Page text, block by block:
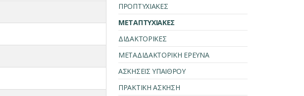
ΠΡΟΠΤΥΧΙΑΚΕΣ
ΜΕΤΑΠΤΥΧΙΑΚΕΣ
ΔΙΔΑΚΤΟΡΙΚΕΣ
ΜΕΤΑΔΙΔΑΚΤΟΡΙΚΗ ΕΡΕΥΝΑ
ΑΣΚΗΣΕΙΣ ΥΠΑΙΘΡΟΥ
ΠΡΑΚΤΙΚΗ ΑΣΚΗΣΗ